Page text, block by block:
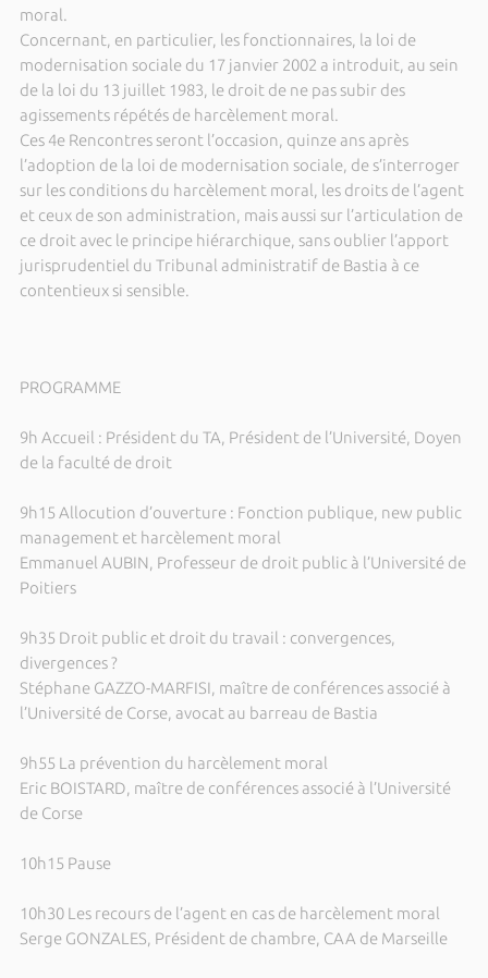
moral.
Concernant, en particulier, les fonctionnaires, la loi de
modernisation sociale du 17 janvier 2002 a introduit, au sein
de la loi du 13 juillet 1983, le droit de ne pas subir des
agissements répétés de harcèlement moral.
Ces 4e Rencontres seront l’occasion, quinze ans après
l’adoption de la loi de modernisation sociale, de s’interroger
sur les conditions du harcèlement moral, les droits de l’agent
et ceux de son administration, mais aussi sur l’articulation de
ce droit avec le principe hiérarchique, sans oublier l’apport
jurisprudentiel du Tribunal administratif de Bastia à ce
contentieux si sensible.
PROGRAMME
9h Accueil : Président du TA, Président de l’Université, Doyen
de la faculté de droit
9h15 Allocution d’ouverture : Fonction publique, new public
management et harcèlement moral
Emmanuel AUBIN, Professeur de droit public à l’Université de
Poitiers
9h35 Droit public et droit du travail : convergences,
divergences ?
Stéphane GAZZO-MARFISI, maître de conférences associé à
l’Université de Corse, avocat au barreau de Bastia
9h55 La prévention du harcèlement moral
Eric BOISTARD, maître de conférences associé à l’Université
de Corse
10h15 Pause
10h30 Les recours de l’agent en cas de harcèlement moral
Serge GONZALES, Président de chambre, CAA de Marseille